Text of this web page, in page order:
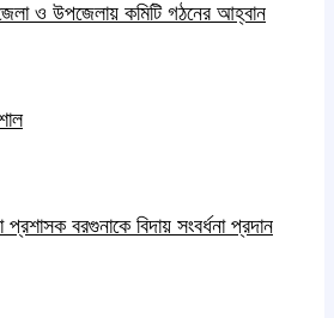
জেলা ও উপজেলায় কমিটি গঠনের আহ্বান
বরগুনাকে বিদায় সংবর্ধনা প্রদান